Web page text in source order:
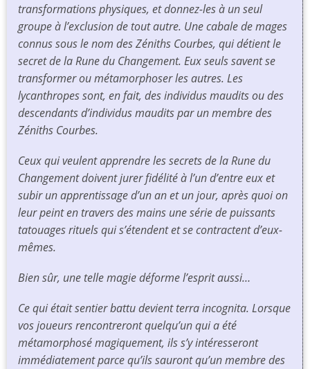
transformations physiques, et donnez-les à un seul
groupe à l’exclusion de tout autre. Une cabale de mages
connus sous le nom des Zéniths Courbes, qui détient le
secret de la Rune du Changement. Eux seuls savent se
transformer ou métamorphoser les autres. Les
lycanthropes sont, en fait, des individus maudits ou des
descendants d’individus maudits par un membre des
Zéniths Courbes.
Ceux qui veulent apprendre les secrets de la Rune du
Changement doivent jurer fidélité à l’un d’entre eux et
subir un apprentissage d’un an et un jour, après quoi on
leur peint en travers des mains une série de puissants
tatouages rituels qui s’étendent et se contractent d’eux-
mêmes.
Bien sûr, une telle magie déforme l’esprit aussi…
Ce qui était sentier battu devientterra incognita. Lorsque
vos joueurs rencontreront quelqu’un qui a été
métamorphosé magiquement, ils s’y intéresseront
immédiatement parce qu’ils sauront qu’un membre des